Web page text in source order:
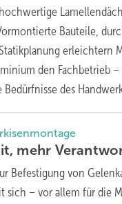
Bauteile,
erleichtern
den Fachbetrieb
des
mehr
Befestigung von
– vor allem für die